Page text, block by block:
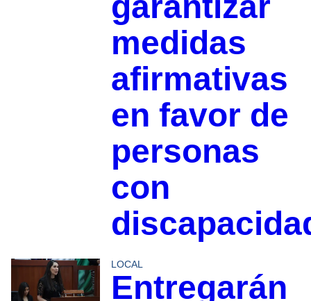
medidas
afirmativas
en favor de
personas
con
LOCAL
Entregarán